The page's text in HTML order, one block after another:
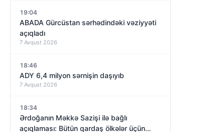
19:04
ABADA Gürcüstan sərhədindəki vəziyyəti
açıqladı
7 Avqust 2026
18:46
ADY 6,4 milyon sərnişin daşıyıb
7 Avqust 2026
18:34
Ərdoğanın Məkkə Sazişi ilə bağlı
açıqlaması: Bütün qardaş ölkələr üçün